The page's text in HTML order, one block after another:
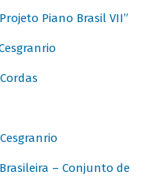
Piano Brasil VII”
– Conjunto de